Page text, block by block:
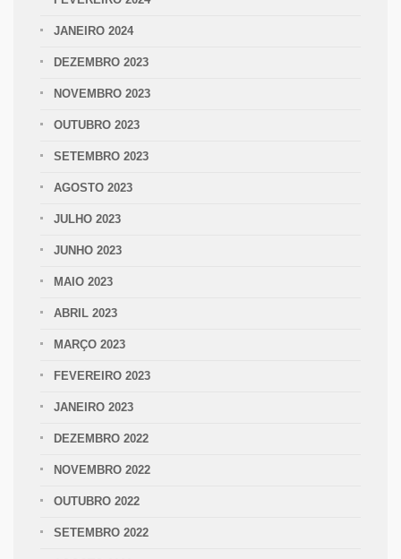
JANEIRO 2024
DEZEMBRO 2023
NOVEMBRO 2023
OUTUBRO 2023
SETEMBRO 2023
AGOSTO 2023
JULHO 2023
JUNHO 2023
MAIO 2023
ABRIL 2023
MARÇO 2023
FEVEREIRO 2023
JANEIRO 2023
DEZEMBRO 2022
NOVEMBRO 2022
OUTUBRO 2022
SETEMBRO 2022